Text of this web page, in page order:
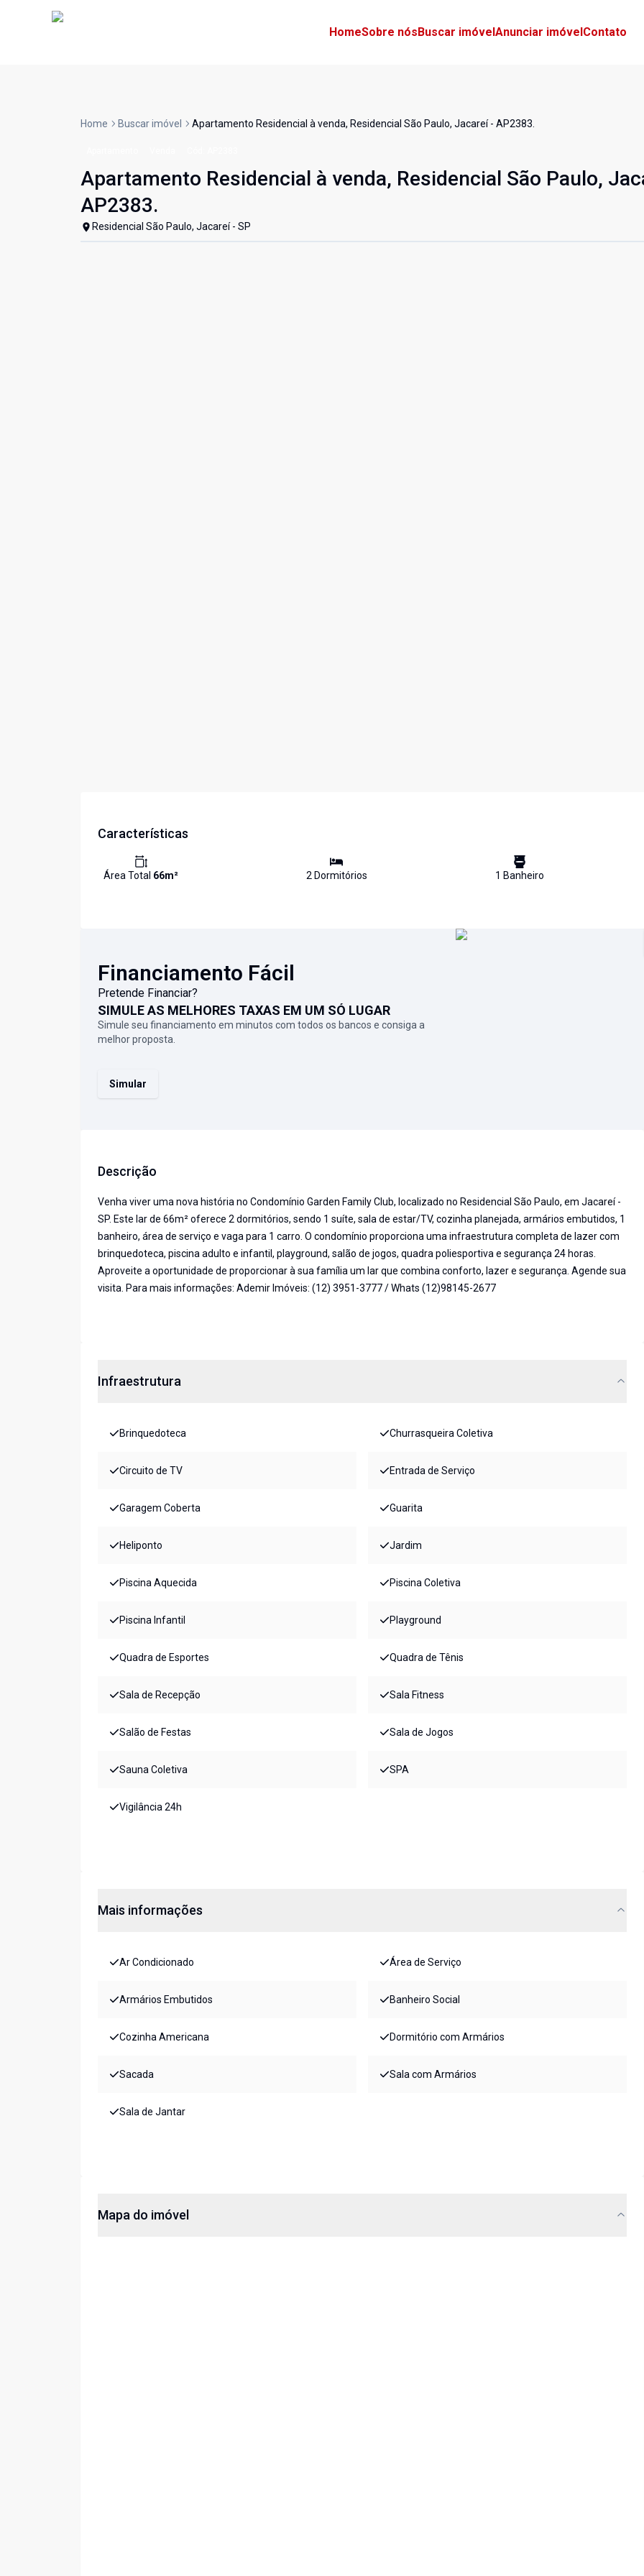
HomeSobre nósBuscar imóvelAnunciar imóvelContato
Home Buscar imóvel Apartamento Residencial à venda, Residencial São Paulo, Jacareí - AP2383.
Apartamento Residencial à venda, Residencial São Paulo,
AP2383.
Residencial São Paulo, Jacareí - SP
Características
Área Total 66m² 2Dormitórios 1 Banheiro
Financiamento Fácil
Pretende Financiar?
SIMULE AS MELHORES TAXAS EM UM SÓ LUGAR
Simule seu financiamento em minutos com todos os bancos e consiga a
melhor proposta.
Simular
Descrição
Venha viver uma nova história no Condomínio Garden Family Club, localizado no Residencial São Paulo, em Jacareí -
SP. Este lar de 66m² oferece 2 dormitórios, sendo 1 suíte, sala de estar/TV, cozinha planejada, armários embutidos, 1
banheiro, área de serviço e vaga para 1 carro. O condomínio proporciona uma infraestrutura completa de lazer com
brinquedoteca, piscina adulto e infantil, playground, salão de jogos, quadra poliesportiva e segurança 24 horas.
Aproveite a oportunidade de proporcionar à sua família um lar que combina conforto, lazer e segurança. Agende sua
visita. Para mais informações: Ademir Imóveis: (12) 3951-3777 / Whats (12)98145-2677
Infraestrutura
Brinquedoteca Churrasqueira Coletiva
Circuito de TV Entrada de Serviço
Garagem Coberta Guarita
Heliponto Jardim
Piscina Aquecida Piscina Coletiva
Piscina Infantil Playground
Quadra de Esportes Quadra de Tênis
Sala de Recepção Sala Fitness
Salão de Festas Sala de Jogos
Sauna Coletiva SPA
Vigilância 24h
Mais informações
Ar Condicionado Área de Serviço
Armários Embutidos Banheiro Social
Cozinha Americana Dormitório com Armários
Sacada Sala com Armários
Sala de Jantar
Mapa do imóvel